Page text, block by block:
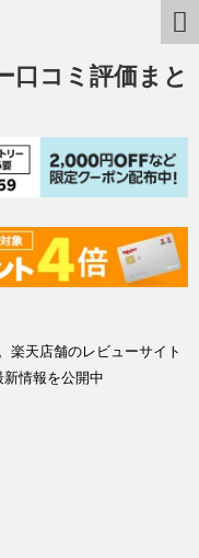
口コミ評価まと
楽天店舗のレビューサイト
情報を公開中